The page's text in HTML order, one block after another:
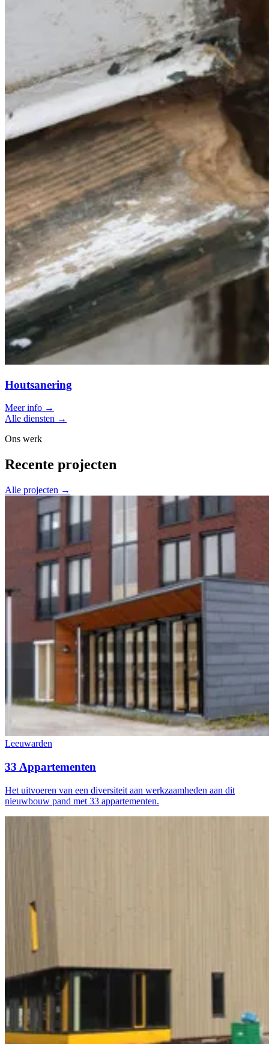
Houtsanering
Meer info →
Alle diensten →
Ons werk
Recente projecten
Alle projecten →
Leeuwarden
33 Appartementen
Het uitvoeren van een diversiteit aan werkzaamheden aan dit
nieuwbouw pand met 33 appartementen.